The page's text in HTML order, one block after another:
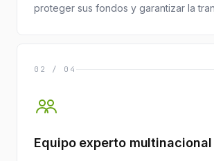
proteger sus fondos y garantizar la
02 / 04
Equipo experto multinacional